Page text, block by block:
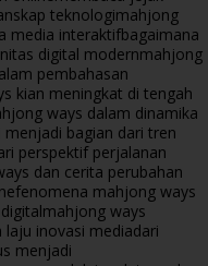
teknologimahjong
media interaktifbagaimana
digital modernmahjong
pembahasan
kian meningkat di tengah
ways dalam dinamika
bagian dari tren
perspektif perjalanan
dan cerita perubahan
fenomena mahjong ways
mahjong ways
inovasi mediadari
menjadi